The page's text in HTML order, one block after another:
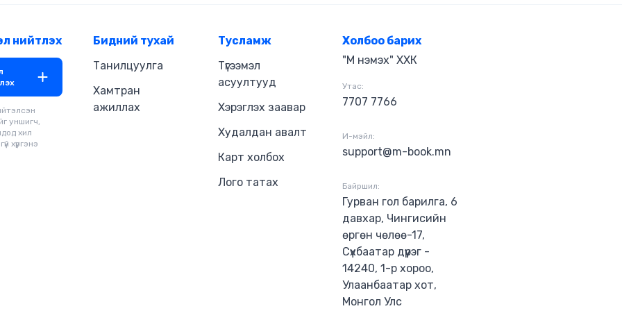
дараар 100% тэтгэлэг авч АНУ-д Магистр
хамгаалж байсан түүхтэй.
нийтлэх
уншигч,
хил
хүргэнэ
Бидний тухай
Танилцуулга
Хамтран
ажиллах
Тусламж
Түгээмэл
асуултууд
Хэрэглэх заавар
Худалдан авалт
Карт холбох
Лого татах
Холбоо барих
"М нэмэх" ХХК
Утас:
7707 7766
И-мэйл:
support@m-book.mn
Байршил:
Гурван гол барилга, 6
давхар, Чингисийн
өргөн чөлөө-17,
Сүхбаатар дүүрэг -
14240, 1-р хороо,
Улаанбаатар хот,
Монгол Улс